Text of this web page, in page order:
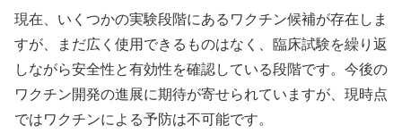
現在、いくつかの実験段階にあるワクチン候補が存在しま
すが、まだ広く使用できるものはなく、臨床試験を繰り返
しながら安全性と有効性を確認している段階です。今後の
ワクチン開発の進展に期待が寄せられていますが、現時点
ではワクチンによる予防は不可能です。